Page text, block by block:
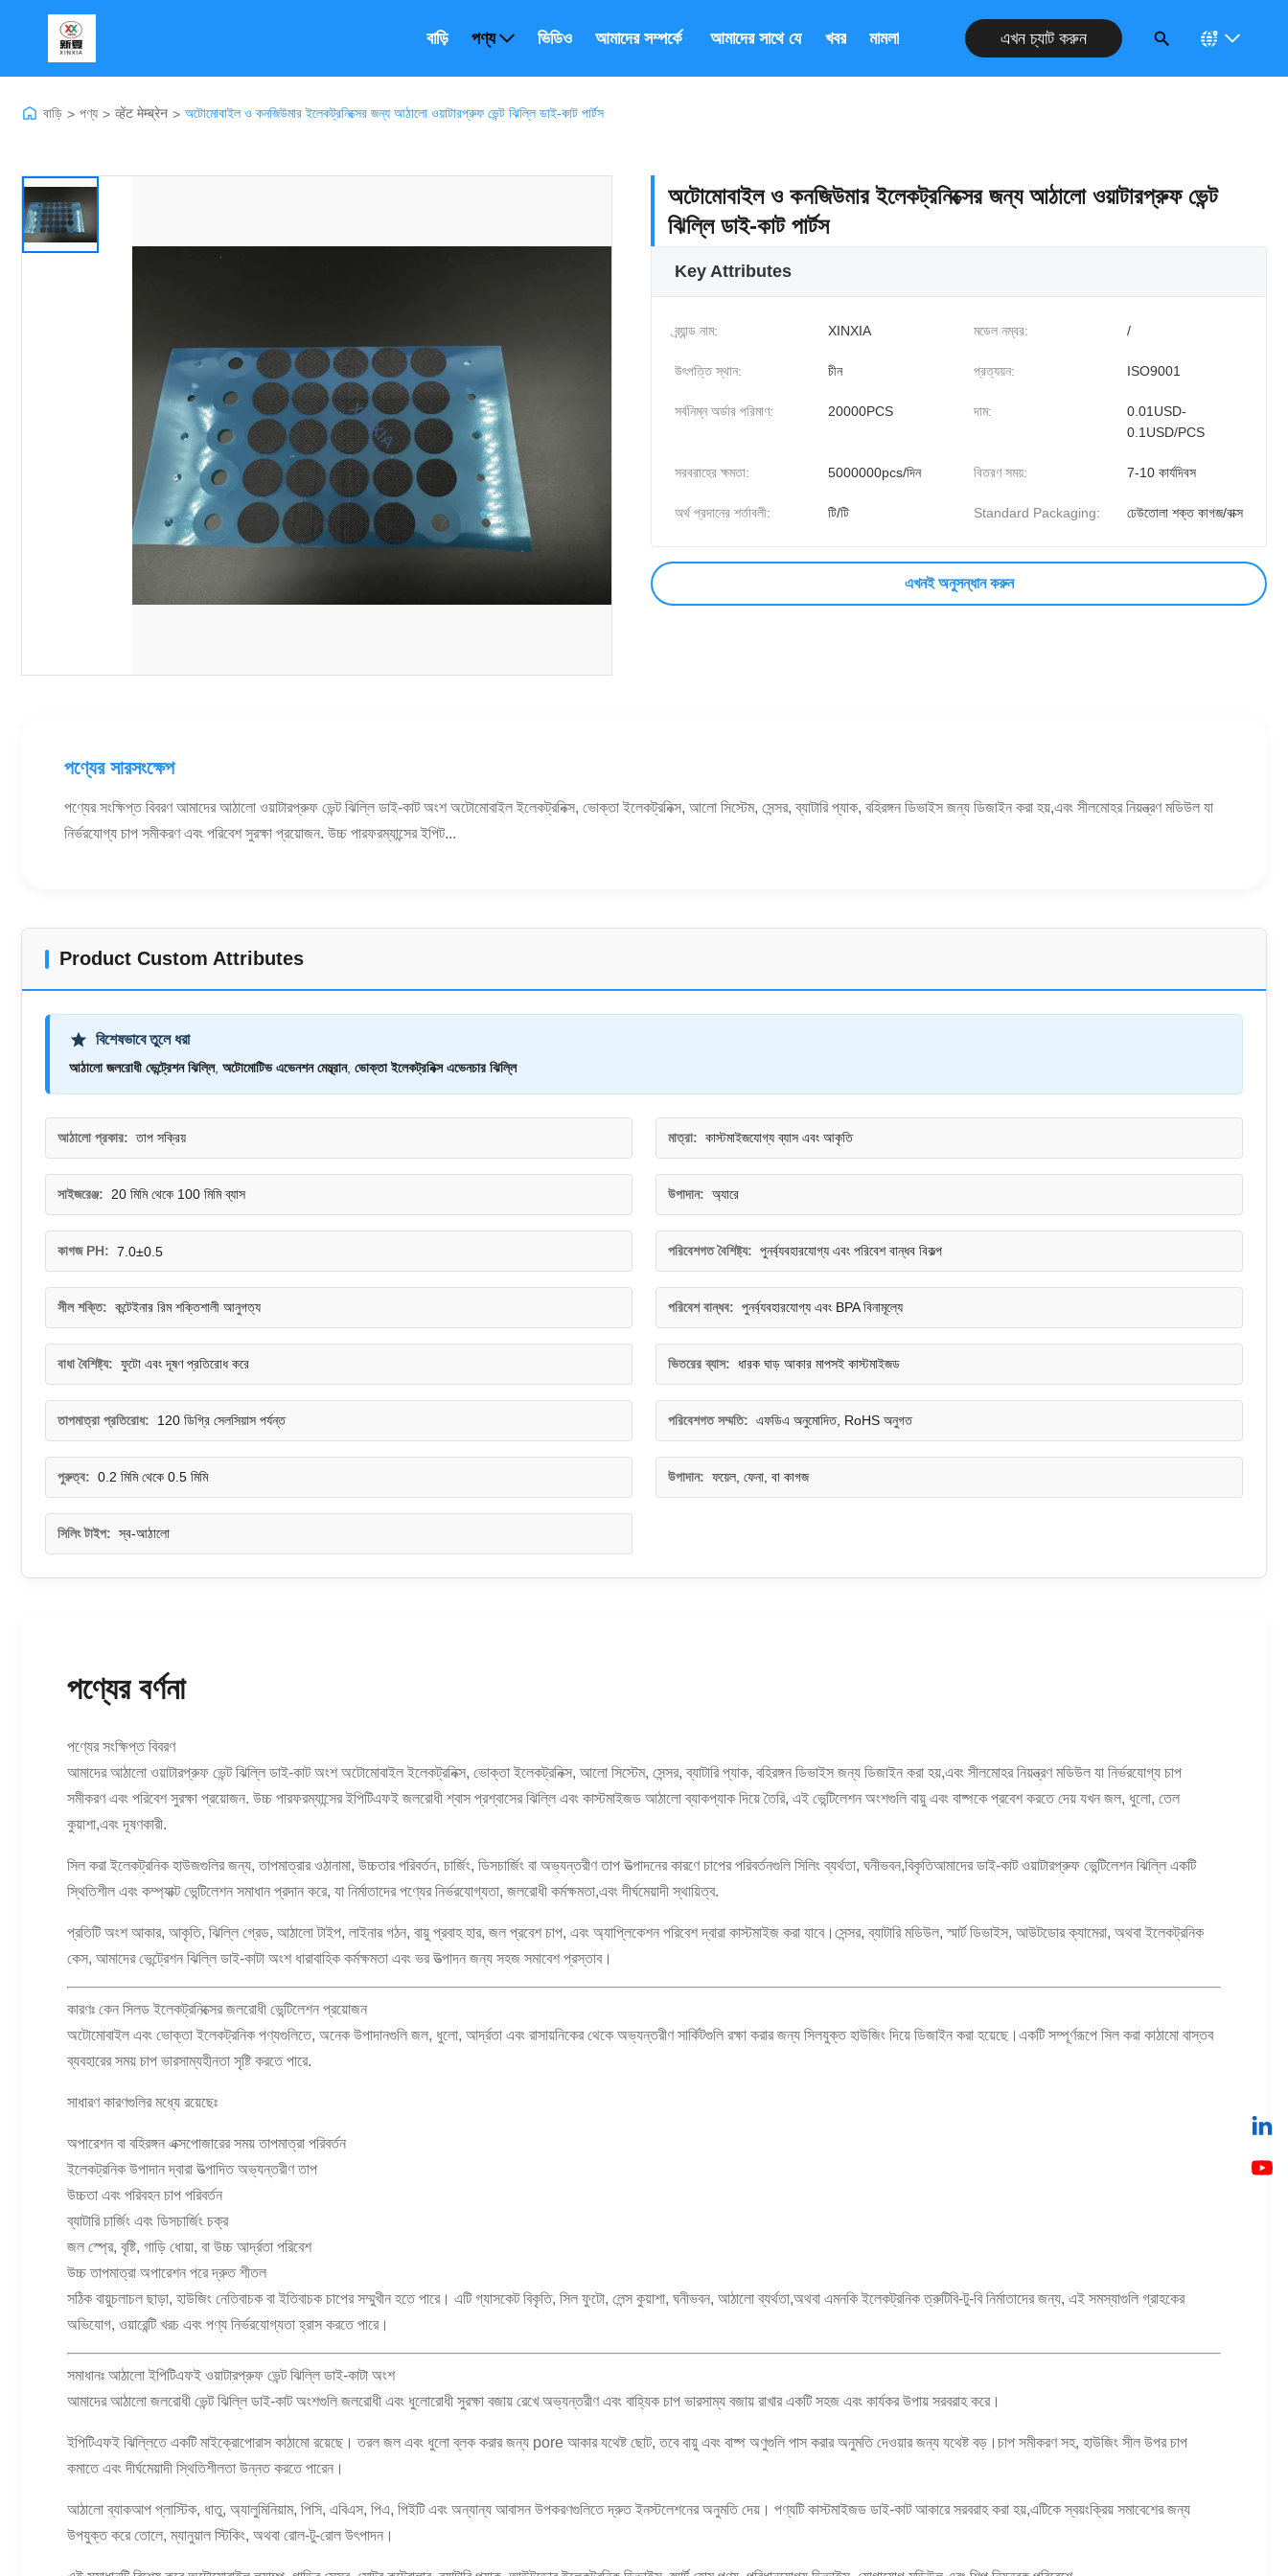
বাড়ি পণ্য ভিডিও আমাদের সম্পর্কে আমাদের সাথে যোগাযোগ করুন
খবর মামলা এখন চ্যাট করুন
বাড়ি > পণ্য > व्हेंट मेम्ब्रेन > অটোমোবাইল ও কনজিউমার ইলেকট্রনিক্সের জন্য আঠালো ওয়াটারপ্রুফ ভেন্ট ঝিল্লি ডাই-কাট পার্টস
অটোমোবাইল ও কনজিউমার ইলেকট্রনিক্সের জন্য আঠালো ওয়াটারপ্রুফ ভেন্ট
ঝিল্লি ডাই-কাট পার্টস
Key Attributes
ব্র্যান্ড নাম: XINXIA মডেল নম্বর: /
উৎপত্তি স্থান: চীন প্রত্যয়ন: ISO9001
সর্বনিম্ন অর্ডার পরিমাণ: 20000PCS দাম:
0.01USD-
0.1USD/PCS
সরবরাহের ক্ষমতা: 5000000pcs/দিন বিতরণ সময়: 7-10 কার্যদিবস
অর্থ প্রদানের শর্তাবলী: টি/টি Standard Packaging: ঢেউতোলা শক্ত কাগজ/বাক্স
এখনই অনুসন্ধান করুন
পণ্যের সারসংক্ষেপ
পণ্যের সংক্ষিপ্ত বিবরণ আমাদের আঠালো ওয়াটারপ্রুফ ভেন্ট ঝিল্লি ডাই-কাট অংশ অটোমোবাইল ইলেকট্রনিক্স, ভোক্তা ইলেকট্রনিক্স, আলো সিস্টেম, সেন্সর, ব্যাটারি প্যাক, বহিরঙ্গন ডিভাইস জন্য ডিজাইন করা হয়,এবং সীলমোহর নিয়ন্ত্রণ মডিউল যা
নির্ভরযোগ্য চাপ সমীকরণ এবং পরিবেশ সুরক্ষা প্রয়োজন. উচ্চ পারফরম্যান্সের ইপিট...
Product Custom Attributes
বিশেষভাবে তুলে ধরা
আঠালো জলরোধী ভেন্ট্রেশন ঝিল্লি, অটোমোটিভ এভেনশন মেম্ব্রান, ভোক্তা ইলেকট্রনিক্স এভেনচার ঝিল্লি
আঠালো প্রকার: তাপ সক্রিয় মাত্রা: কাস্টমাইজযোগ্য ব্যাস এবং আকৃতি
সাইজরেঞ্জ: 20 মিমি থেকে 100 মিমি ব্যাস উপাদান: অ্যারে
কাগজ PH: 7.0±0.5 পরিবেশগত বৈশিষ্ট্য: পুনর্ব্যবহারযোগ্য এবং পরিবেশ বান্ধব বিকল্প
সীল শক্তি: কন্টেইনার রিম শক্তিশালী আনুগত্য পরিবেশ বান্ধব: পুনর্ব্যবহারযোগ্য এবং BPA বিনামূল্যে
বাধা বৈশিষ্ট্য: ফুটো এবং দূষণ প্রতিরোধ করে ভিতরের ব্যাস: ধারক ঘাড় আকার মাপসই কাস্টমাইজড
তাপমাত্রা প্রতিরোধ: 120 ডিগ্রি সেলসিয়াস পর্যন্ত পরিবেশগত সম্মতি: এফডিএ অনুমোদিত, RoHS অনুগত
পুরুত্ব: 0.2 মিমি থেকে 0.5 মিমি উপাদান: ফয়েল, ফেনা, বা কাগজ
সিলিং টাইপ: স্ব-আঠালো
পণ্যের বর্ণনা
পণ্যের সংক্ষিপ্ত বিবরণ
আমাদের আঠালো ওয়াটারপ্রুফ ভেন্ট ঝিল্লি ডাই-কাট অংশ অটোমোবাইল ইলেকট্রনিক্স, ভোক্তা ইলেকট্রনিক্স, আলো সিস্টেম, সেন্সর, ব্যাটারি প্যাক, বহিরঙ্গন ডিভাইস জন্য ডিজাইন করা হয়,এবং সীলমোহর নিয়ন্ত্রণ মডিউল যা নির্ভরযোগ্য চাপ
সমীকরণ এবং পরিবেশ সুরক্ষা প্রয়োজন. উচ্চ পারফরম্যান্সের ইপিটিএফই জলরোধী শ্বাস প্রশ্বাসের ঝিল্লি এবং কাস্টমাইজড আঠালো ব্যাকপ্যাক দিয়ে তৈরি, এই ভেন্টিলেশন অংশগুলি বায়ু এবং বাষ্পকে প্রবেশ করতে দেয় যখন জল, ধুলো, তেল
কুয়াশা,এবং দূষণকারী.
সিল করা ইলেকট্রনিক হাউজগুলির জন্য, তাপমাত্রার ওঠানামা, উচ্চতার পরিবর্তন, চার্জিং, ডিসচার্জিং বা অভ্যন্তরীণ তাপ উত্পাদনের কারণে চাপের পরিবর্তনগুলি সিলিং ব্যর্থতা, ঘনীভবন,বিকৃতিআমাদের ডাই-কাট ওয়াটারপ্রুফ ভেন্টিলেশন ঝিল্লি একটি
স্থিতিশীল এবং কম্প্যাক্ট ভেন্টিলেশন সমাধান প্রদান করে, যা নির্মাতাদের পণ্যের নির্ভরযোগ্যতা, জলরোধী কর্মক্ষমতা,এবং দীর্ঘমেয়াদী স্থায়িত্ব.
প্রতিটি অংশ আকার, আকৃতি, ঝিল্লি গ্রেড, আঠালো টাইপ, লাইনার গঠন, বায়ু প্রবাহ হার, জল প্রবেশ চাপ, এবং অ্যাপ্লিকেশন পরিবেশ দ্বারা কাস্টমাইজ করা যাবে।সেন্সর, ব্যাটারি মডিউল, স্মার্ট ডিভাইস, আউটডোর ক্যামেরা, অথবা ইলেকট্রনিক
কেস, আমাদের ভেন্ট্রেশন ঝিল্লি ডাই-কাটা অংশ ধারাবাহিক কর্মক্ষমতা এবং ভর উত্পাদন জন্য সহজ সমাবেশ প্রস্তাব।
কারণঃ কেন সিলড ইলেকট্রনিক্সের জলরোধী ভেন্টিলেশন প্রয়োজন
অটোমোবাইল এবং ভোক্তা ইলেকট্রনিক পণ্যগুলিতে, অনেক উপাদানগুলি জল, ধুলো, আর্দ্রতা এবং রাসায়নিকের থেকে অভ্যন্তরীণ সার্কিটগুলি রক্ষা করার জন্য সিলযুক্ত হাউজিং দিয়ে ডিজাইন করা হয়েছে।একটি সম্পূর্ণরূপে সিল করা কাঠামো বাস্তব
ব্যবহারের সময় চাপ ভারসাম্যহীনতা সৃষ্টি করতে পারে.
সাধারণ কারণগুলির মধ্যে রয়েছেঃ
অপারেশন বা বহিরঙ্গন এক্সপোজারের সময় তাপমাত্রা পরিবর্তন
ইলেকট্রনিক উপাদান দ্বারা উত্পাদিত অভ্যন্তরীণ তাপ
উচ্চতা এবং পরিবহন চাপ পরিবর্তন
ব্যাটারি চার্জিং এবং ডিসচার্জিং চক্র
জল স্প্রে, বৃষ্টি, গাড়ি ধোয়া, বা উচ্চ আর্দ্রতা পরিবেশ
উচ্চ তাপমাত্রা অপারেশন পরে দ্রুত শীতল
সঠিক বায়ুচলাচল ছাড়া, হাউজিং নেতিবাচক বা ইতিবাচক চাপের সম্মুখীন হতে পারে। এটি গ্যাসকেট বিকৃতি, সিল ফুটো, লেন্স কুয়াশা, ঘনীভবন, আঠালো ব্যর্থতা,অথবা এমনকি ইলেকট্রনিক ত্রুটিবি-টু-বি নির্মাতাদের জন্য, এই সমস্যাগুলি গ্রাহকের
অভিযোগ, ওয়ারেন্টি খরচ এবং পণ্য নির্ভরযোগ্যতা হ্রাস করতে পারে।
সমাধানঃ আঠালো ইপিটিএফই ওয়াটারপ্রুফ ভেন্ট ঝিল্লি ডাই-কাটা অংশ
আমাদের আঠালো জলরোধী ভেন্ট ঝিল্লি ডাই-কাট অংশগুলি জলরোধী এবং ধুলোরোধী সুরক্ষা বজায় রেখে অভ্যন্তরীণ এবং বাহ্যিক চাপ ভারসাম্য বজায় রাখার একটি সহজ এবং কার্যকর উপায় সরবরাহ করে।
ইপিটিএফই ঝিল্লিতে একটি মাইক্রোপোরাস কাঠামো রয়েছে। তরল জল এবং ধুলো ব্লক করার জন্য pore আকার যথেষ্ট ছোট, তবে বায়ু এবং বাষ্প অণুগুলি পাস করার অনুমতি দেওয়ার জন্য যথেষ্ট বড়।চাপ সমীকরণ সহ, হাউজিং সীল উপর চাপ
কমাতে এবং দীর্ঘমেয়াদী স্থিতিশীলতা উন্নত করতে পারেন।
আঠালো ব্যাকআপ প্লাস্টিক, ধাতু, অ্যালুমিনিয়াম, পিসি, এবিএস, পিএ, পিইটি এবং অন্যান্য আবাসন উপকরণগুলিতে দ্রুত ইনস্টলেশনের অনুমতি দেয়। পণ্যটি কাস্টমাইজড ডাই-কাট আকারে সরবরাহ করা হয়,এটিকে স্বয়ংক্রিয় সমাবেশের জন্য
উপযুক্ত করে তোলে, ম্যানুয়াল স্টিকিং, অথবা রোল-টু-রোল উৎপাদন।